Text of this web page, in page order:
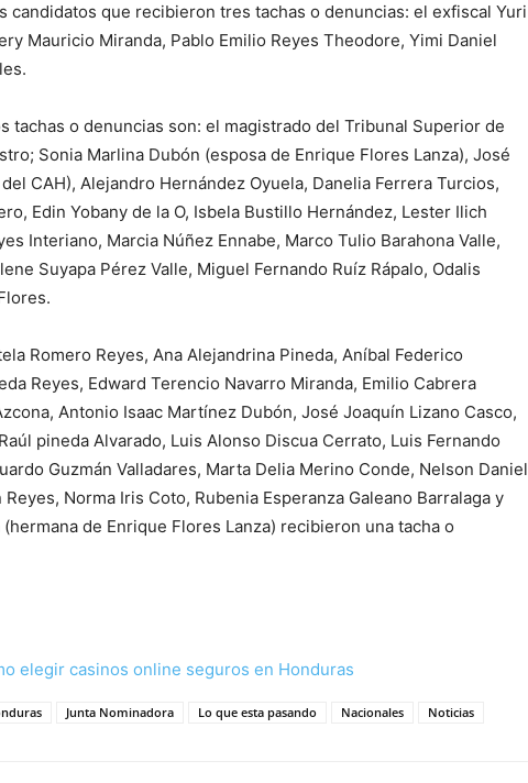
candidatos que recibieron tres tachas o denuncias: el exfiscal Yuri
Mauricio Miranda, Pablo Emilio Reyes Theodore, Yimi Daniel
tachas o denuncias son: el magistrado del Tribunal Superior de
Sonia Marlina Dubón (esposa de Enrique Flores Lanza), José
CAH), Alejandro Hernández Oyuela, Danelia Ferrera Turcios,
Edin Yobany de la O, Isbela Bustillo Hernández, Lester Ilich
Interiano, Marcia Núñez Ennabe, Marco Tulio Barahona Valle,
Suyapa Pérez Valle, Miguel Fernando Ruíz Rápalo, Odalis
Romero Reyes, Ana Alejandrina Pineda, Aníbal Federico
Reyes, Edward Terencio Navarro Miranda, Emilio Cabrera
Antonio Isaac Martínez Dubón, José Joaquín Lizano Casco,
pineda Alvarado, Luis Alonso Discua Cerrato, Luis Fernando
Guzmán Valladares, Marta Delia Merino Conde, Nelson Daniel
Norma Iris Coto, Rubenia Esperanza Galeano Barralaga y
de Enrique Flores Lanza) recibieron una tacha o
elegir casinos online seguros en Honduras
Junta Nominadora Lo que esta pasando Nacionales Noticias